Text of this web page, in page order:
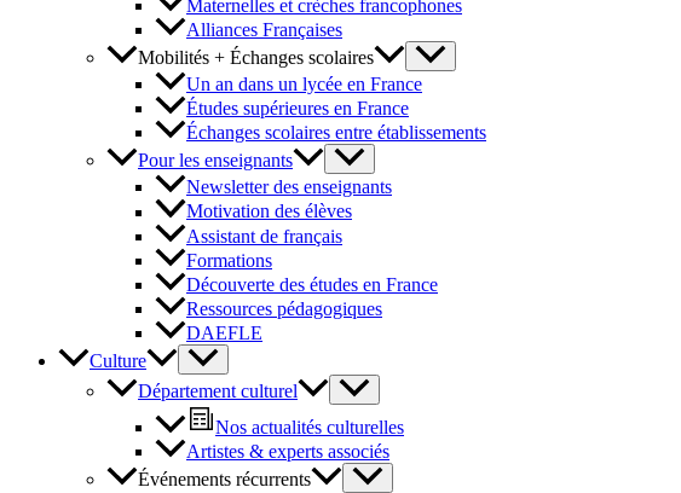
Maternelles et crèches francophones
Alliances Françaises
Mobilités + Échanges scolaires
Un an dans un lycée en France
Études supérieures en France
Échanges scolaires entre établissements
Pour les enseignants
Newsletter des enseignants
Motivation des élèves
Assistant de français
Formations
Découverte des études en France
Ressources pédagogiques
DAEFLE
Culture
Département culturel
Nos actualités culturelles
Artistes & experts associés
Événements récurrents